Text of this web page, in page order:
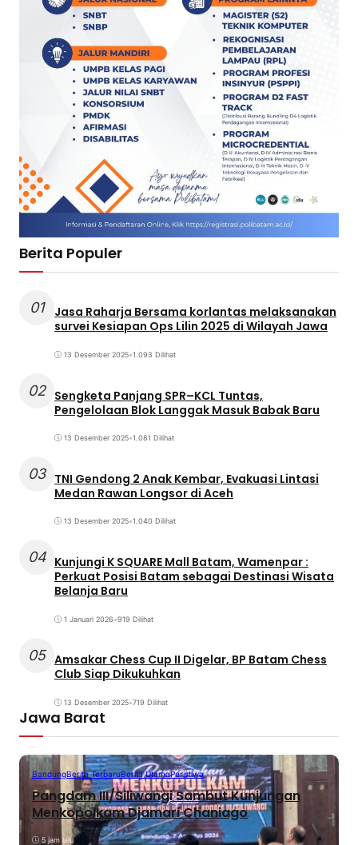
Berita Populer
01
Jasa Raharja Bersama korlantas melaksanakan
survei Kesiapan Ops Lilin 2025 di Wilayah Jawa
13 Desember 2025•1.093 Dilihat
02 Sengketa Panjang SPR–KCL Tuntas,
Pengelolaan Blok Langgak Masuk Babak Baru
13 Desember 2025•1.081 Dilihat
03 TNI Gendong 2 Anak Kembar, Evakuasi Lintasi
Medan Rawan Longsor di Aceh
13 Desember 2025•1.040 Dilihat
04 Kunjungi K SQUARE Mall Batam, Wamenpar :
Perkuat Posisi Batam sebagai Destinasi Wisata
Belanja Baru
1 Januari 2026•919 Dilihat
05 Amsakar Chess Cup II Digelar, BP Batam Chess
Club Siap Dikukuhkan
13 Desember 2025•719 Dilihat
Jawa Barat
BandungBerita TerbaruBerita UtamaPeristiwa
Pangdam III/Siliwangi Sambut Kunjungan
Menkopolkam Djamari Chaniago
5 jam lalu